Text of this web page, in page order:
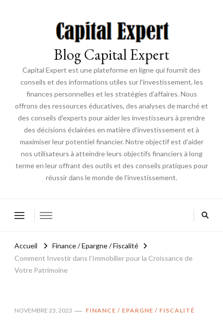
Blog Capital Expert
Capital Expert est une plateforme en ligne qui fournit des
conseils et des informations utiles sur l'investissement, les
finances personnelles et les stratégies d'affaires. Nous
offrons des ressources éducatives, des analyses de marché et
des conseils d'experts pour aider les investisseurs à prendre
des décisions éclairées en matière d'investissement et à
maximiser leur potentiel financier. Notre objectif est d'aider
nos utilisateurs à atteindre leurs objectifs financiers à long
terme en leur offrant des outils et des conseils pratiques pour
réussir dans le monde de l'investissement.
Accueil
Finance / Epargne / Fiscalité
Comment Investir dans l’Immobilier pour la Croissance de
Votre Patrimoine
NOVEMBRE 23, 2023 FINANCE / EPARGNE / FISCALITÉ